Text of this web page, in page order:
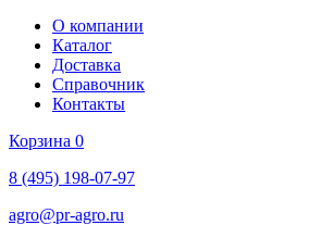
О компании
Каталог
Доставка
Справочник
Контакты
Корзина 0
8 (495) 198-07-97
agro@pr-agro.ru